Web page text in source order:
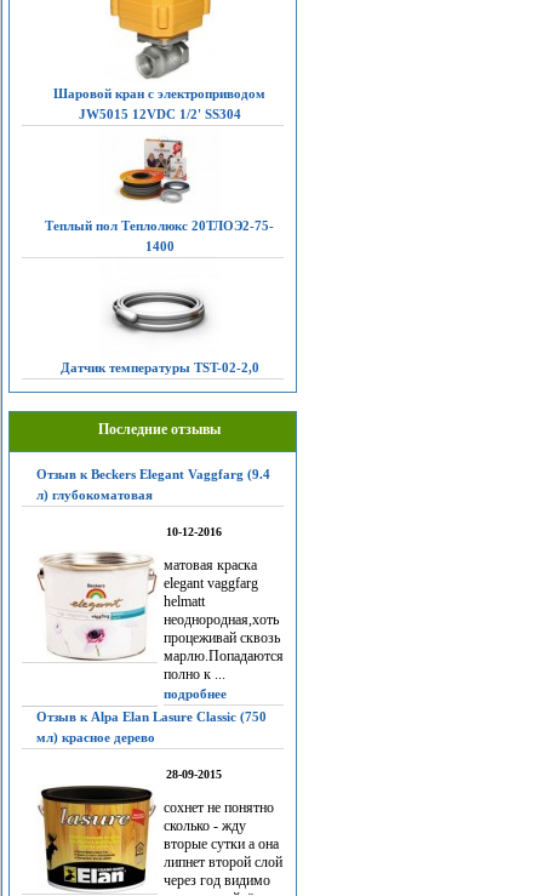
Шаровой кран с электроприводом
JW5015 12VDC 1/2' SS304
Теплый пол Теплолюкс 20ТЛОЭ2-75-
1400
Датчик температуры TST-02-2,0
Последние отзывы
Отзыв к Beckers Elegant Vaggfarg (9.4
л) глубокоматовая
10-12-2016
матовая краска
elegant vaggfarg
helmatt
неоднородная,хоть
процеживай сквозь
марлю.Попадаются
полно к ...
подробнее
Отзыв к Alpa Elan Lasure Classic (750
мл) красное дерево
28-09-2015
сохнет не понятно
сколько - жду
вторые сутки а она
липнет второй слой
через год видимо